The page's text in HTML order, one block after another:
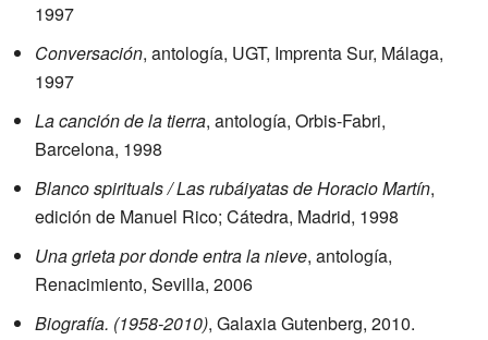
1997
Conversación, antología, UGT, Imprenta Sur, Málaga,
1997
La canción de la tierra, antología, Orbis-Fabri,
Barcelona, 1998
Blanco spirituals / Las rubáiyatas de Horacio Martín,
edición de Manuel Rico; Cátedra, Madrid, 1998
Una grieta por donde entra la nieve, antología,
Renacimiento, Sevilla, 2006
Biografía. (1958-2010), Galaxia Gutenberg, 2010.